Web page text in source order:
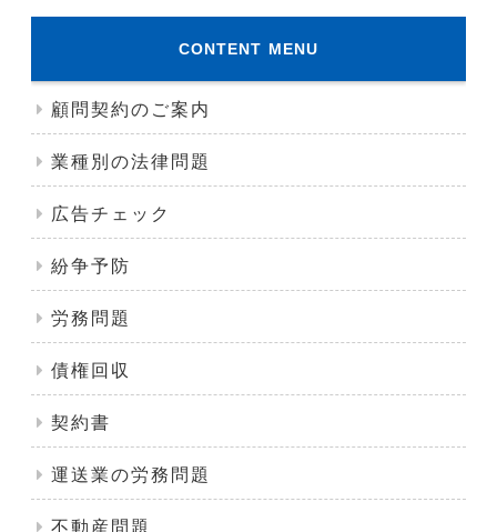
CONTENT MENU
顧問契約のご案内
業種別の法律問題
広告チェック
紛争予防
労務問題
債権回収
契約書
運送業の労務問題
不動産問題